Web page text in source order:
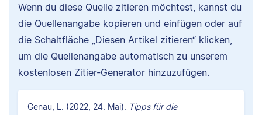
Wenn du diese Quelle zitieren möchtest, kannst du
die Quellenangabe kopieren und einfügen oder auf
die Schaltfläche „Diesen Artikel zitieren“ klicken,
um die Quellenangabe automatisch zu unserem
kostenlosen Zitier-Generator hinzuzufügen.
Genau, L. (2022, 24. Mai). Tipps für die